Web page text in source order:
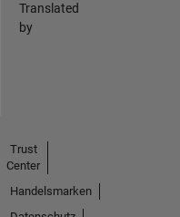
Translated
by
Trust
Center
Handelsmarken